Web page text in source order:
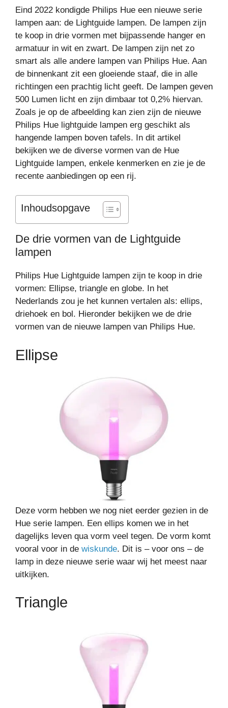
Eind 2022 kondigde Philips Hue een nieuwe serie
lampen aan: de Lightguide lampen. De lampen zijn
te koop in drie vormen met bijpassende hanger en
armatuur in wit en zwart. De lampen zijn net zo
smart als alle andere lampen van Philips Hue. Aan
de binnenkant zit een gloeiende staaf, die in alle
richtingen een prachtig licht geeft. De lampen geven
500 Lumen licht en zijn dimbaar tot 0,2% hiervan.
Zoals je op de afbeelding kan zien zijn de nieuwe
Philips Hue lightguide lampen erg geschikt als
hangende lampen boven tafels. In dit artikel
bekijken we de diverse vormen van de Hue
Lightguide lampen, enkele kenmerken en zie je de
recente aanbiedingen op een rij.
Inhoudsopgave
De drie vormen van de Lightguide
lampen
Philips Hue Lightguide lampen zijn te koop in drie
vormen: Ellipse, triangle en globe. In het
Nederlands zou je het kunnen vertalen als: ellips,
driehoek en bol. Hieronder bekijken we de drie
vormen van de nieuwe lampen van Philips Hue.
Ellipse
Deze vorm hebben we nog niet eerder gezien in de
Hue serie lampen. Een ellips komen we in het
dagelijks leven qua vorm veel tegen. De vorm komt
vooral voor in de wiskunde. Dit is – voor ons – de
lamp in deze nieuwe serie waar wij het meest naar
uitkijken.
Triangle